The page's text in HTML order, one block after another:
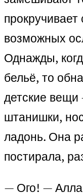
возможных
Однажды,
бельё, то
детские
штанишки,
ладонь. Она
постирала,
— Ого! — Алла